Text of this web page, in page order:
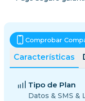
Características
Comprobar
Tipo de Plan
Datos & SMS &